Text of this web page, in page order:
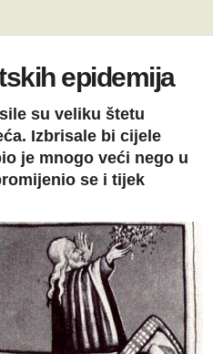
epidemija
su veliku štetu
Izbrisale bi cijele
je mnogo veći nego u
se i tijek